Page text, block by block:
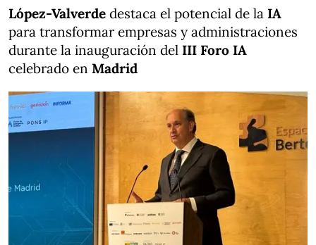
López-Valverde destaca el potencial de la IA
para transformar empresas y administraciones
durante la inauguración del III Foro IA
celebrado en Madrid